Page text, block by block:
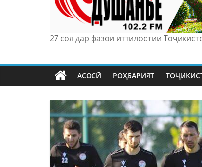
27 сол дар фазои иттилоотии
АСОСӢ РОҲБАРИЯТ